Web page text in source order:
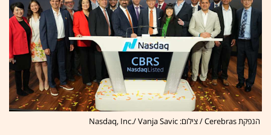
הנפקת Cerebras / צילום: Nasdaq, Inc./ Vanja Savic